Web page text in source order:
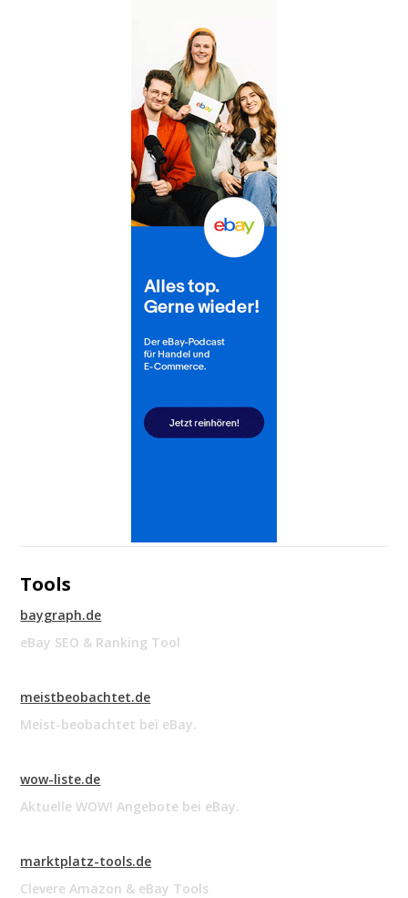
Tools
baygraph.de
eBay SEO & Ranking Tool
meistbeobachtet.de
Meist-beobachtet bei eBay.
wow-liste.de
Aktuelle WOW! Angebote bei eBay.
marktplatz-tools.de
Clevere Amazon & eBay Tools